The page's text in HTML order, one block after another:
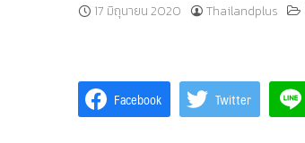
17 มิถุนายน 2020 Thailandplus
Facebook Twitter